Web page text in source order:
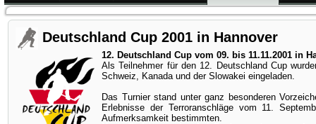
Deutschland Cup 2001 in Hannover
12. Deutschland Cup vom 09. bis 11.11.2001 in
Als Teilnehmer für den 12. Deutschland Cup
Schweiz, Kanada und der Slowakei eingeladen.
Das Turnier stand unter ganz besonderen
Erlebnisse der Terroranschläge vom 11.
Aufmerksamkeit bestimmten.